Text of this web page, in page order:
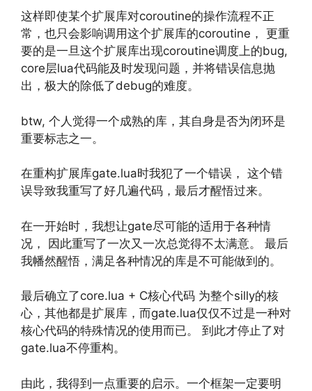
这样即使某个扩展库对coroutine的操作流程不正
常，也只会影响调用这个扩展库的coroutine， 更重
要的是一旦这个扩展库出现coroutine调度上的bug,
core层lua代码能及时发现问题，并将错误信息抛
出，极大的除低了debug的难度。
btw, 个人觉得一个成熟的库，其自身是否为闭环是
重要标志之一。
在重构扩展库gate.lua时我犯了一个错误， 这个错
误导致我重写了好几遍代码，最后才醒悟过来。
在一开始时，我想让gate尽可能的适用于各种情
况， 因此重写了一次又一次总觉得不太满意。 最后
我幡然醒悟，满足各种情况的库是不可能做到的。
最后确立了core.lua + C核心代码 为整个silly的核
心，其他都是扩展库，而gate.lua仅仅不过是一种对
核心代码的特殊情况的使用而已。 到此才停止了对
gate.lua不停重构。
由此，我得到一点重要的启示。一个框架一定要明